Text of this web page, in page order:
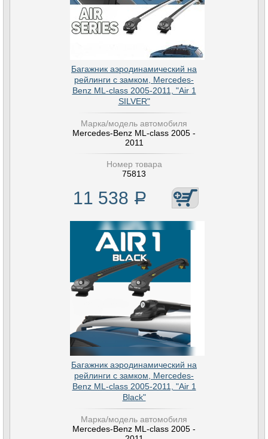
Багажник аэродинамический на
рейлинги с замком, Mercedes-
Benz ML-class 2005-2011, "Air 1
SILVER"
Марка/модель автомобиля
Mercedes-Benz ML-class 2005 -
2011
Номер товара
75813
11 538 Р
Багажник аэродинамический на
рейлинги с замком, Mercedes-
Benz ML-class 2005-2011, "Air 1
Black"
Марка/модель автомобиля
Mercedes-Benz ML-class 2005 -